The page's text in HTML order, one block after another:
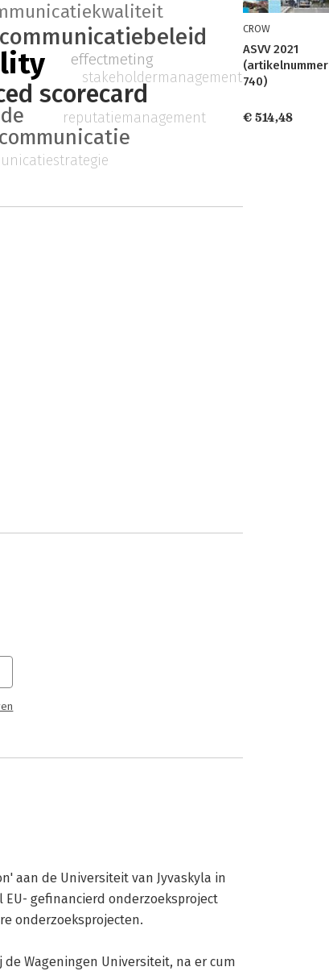
scorecard
communicatiebeleid
effectmeting
stakeholdermanagement
reputatiemanagement
aan de Universiteit van Jyvaskyla in
gefinancierd onderzoeksproject
onderzoeksprojecten.
Wageningen Universiteit, na er cum
CROW
ASVV 2021
(artikelnummer
740)
€ 514,48